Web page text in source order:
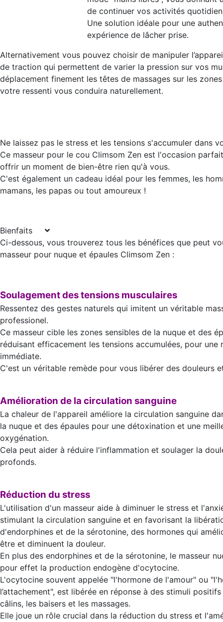
de continuer vos activités
Une solution idéale pour une
expérience de lâcher prise.
Alternativement vous pouvez choisir de manipuler
de traction qui permettent de varier la pression sur vos
déplacement finement les têtes de massages sur les
votre ressenti vous conduira naturellement.
Ne laissez pas le stress et les tensions s'accumuler dans
Ce masseur pour le cou Climsom Zen est l'occasion
offrir un moment de bien-être rien qu'à vous.
C'est également un cadeau idéal pour les femmes, les
mamans, les papas ou tout amoureux !
Bienfaits
Ci-dessous, vous trouverez tous les bénéfices que peut
masseur pour nuque et épaules Climsom Zen :
Soulagement des tensions musculaires
Ressentez des gestes naturels qui imitent un véritable
professionel.
Ce masseur cible les zones sensibles de la nuque et des
réduisant efficacement les tensions accumulées, pour une
immédiate.
C'est un véritable remède pour vous libérer des douleurs
Amélioration de la circulation sanguine
La chaleur de l'appareil améliore la circulation sanguine
la nuque et des épaules pour une détoxination et une
oxygénation.
Cela peut aider à réduire l'inflammation et soulager la
profonds.
Réduction du stress
L'utilisation d'un masseur aide à diminuer le stress et
stimulant la circulation sanguine et en favorisant la
d'endorphines et de la sérotonine, des hormones qui
être et diminuent la douleur.
En plus des endorphines et de la sérotonine, le masseur
pour effet la production endogène d'ocytocine.
L'ocytocine souvent appelée "l'hormone de l'amour" ou
l’attachement", est libérée en réponse à des stimuli
câlins, les baisers et les massages.
Elle joue un rôle crucial dans la réduction du stress et